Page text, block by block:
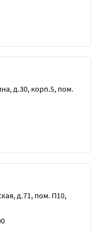
д.30, корп.5, пом.
д.71, пом. П10,